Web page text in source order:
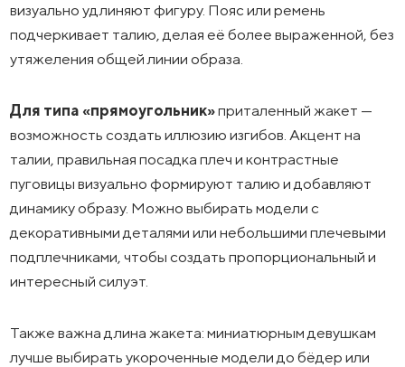
визуально удлиняют фигуру. Пояс или ремень
подчеркивает талию, делая её более выраженной, без
утяжеления общей линии образа.
Для типа «прямоугольник»приталенный жакет —
возможность создать иллюзию изгибов. Акцент на
талии, правильная посадка плеч и контрастные
пуговицы визуально формируют талию и добавляют
динамику образу. Можно выбирать модели с
декоративными деталями или небольшими плечевыми
подплечниками, чтобы создать пропорциональный и
интересный силуэт.
Также важна длина жакета: миниатюрным девушкам
лучше выбирать укороченные модели до бёдер или